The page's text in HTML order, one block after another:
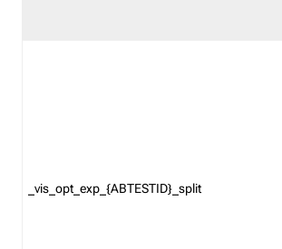
_vis_opt_exp_{ABTESTID}_split